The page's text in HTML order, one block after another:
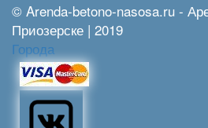
© Arenda-betono-nasosa.ru -
Приозерске | 2019
Города